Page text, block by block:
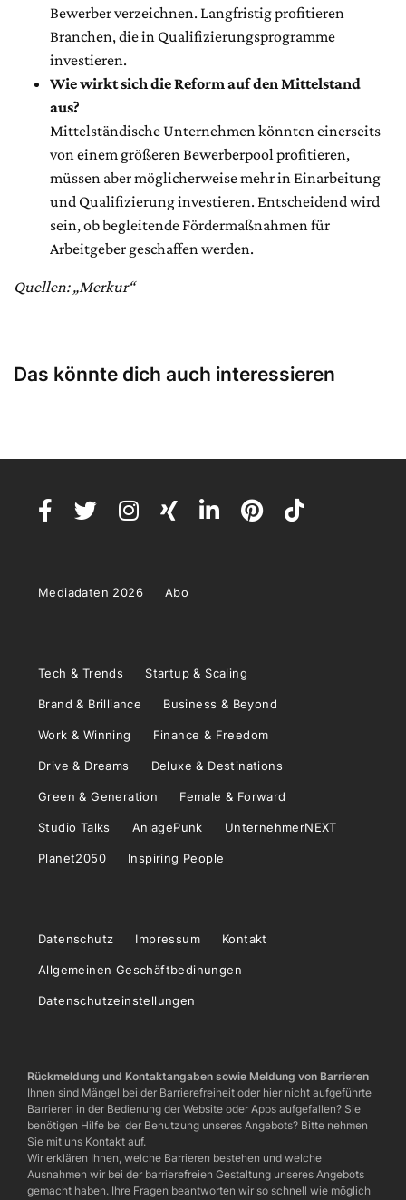
Bewerber verzeichnen. Langfristig profitieren
Branchen, die in Qualifizierungsprogramme
investieren.
Wie wirkt sich die Reform auf den Mittelstand
aus?
Mittelständische Unternehmen könnten einerseits
von einem größeren Bewerberpool profitieren,
müssen aber möglicherweise mehr in Einarbeitung
und Qualifizierung investieren. Entscheidend wird
sein, ob begleitende Fördermaßnahmen für
Arbeitgeber geschaffen werden.
Quellen: „Merkur“
Das könnte dich auch interessieren
Mediadaten 2026 Abo
Tech & Trends Startup & Scaling
Brand & Brilliance Business & Beyond
Work & Winning Finance & Freedom
Drive & Dreams Deluxe & Destinations
Green & Generation Female & Forward
Studio Talks AnlagePunk UnternehmerNEXT
Planet2050 Inspiring People
Datenschutz Impressum Kontakt
Allgemeinen Geschäftbedinungen
Datenschutzeinstellungen
Rückmeldung und Kontaktangaben sowie Meldung von Barrieren
Ihnen sind Mängel bei der Barrierefreiheit oder hier nicht aufgeführte
Barrieren in der Bedienung der Website oder Apps aufgefallen? Sie
benötigen Hilfe bei der Benutzung unseres Angebots? Bitte nehmen
Sie mit uns Kontakt auf.
Wir erklären Ihnen, welche Barrieren bestehen und welche
Ausnahmen wir bei der barrierefreien Gestaltung unseres Angebots
gemacht haben. Ihre Fragen beantworten wir so schnell wie möglich